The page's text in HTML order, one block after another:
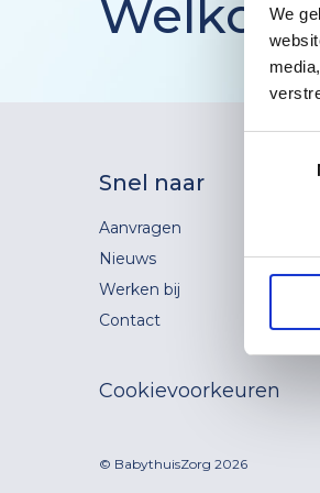
We
Snel naar
Aanvragen
Nieuws
Werken bij
Contact
Cookievoorkeuren
© BabythuisZorg 2026